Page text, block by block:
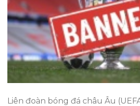
Liên đoàn bóng đá châu Âu